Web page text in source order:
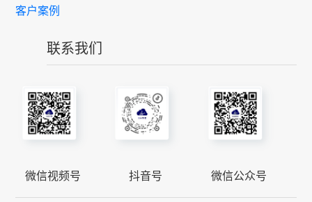
客户案例
联系我们
微信视频号 抖音号 微信公众号